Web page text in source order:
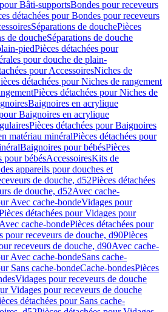
Bâti-supportsBondes pour receveurs
détachées pour Bondes pour receveurs
Séparations de douchePièces
de doucheSéparations de douche
piedPièces détachées pour
pour douche de plain-
pour AccessoiresNiches de
détachées pour Niches de rangement
Pièces détachées pour Niches de
Baignoires en acrylique
Baignoires en acrylique
Pièces détachées pour Baignoires
matériau minéralPièces détachées pour
Baignoires pour bébésPièces
pour bébésAccessoiresKits de
appareils pour douches et
de douche, d52Pièces détachées
de douche, d52Avec cache-
Avec cache-bondeVidages pour
détachées pour Vidages pour
Avec cache-bondePièces détachées pour
pour receveurs de douche, d90Pièces
receveurs de douche, d90Avec cache-
Avec cache-bondeSans cache-
Sans cache-bondeCache-bondesPièces
Vidages pour receveurs de douche
Vidages pour receveurs de douche
détachées pour Sans cache-